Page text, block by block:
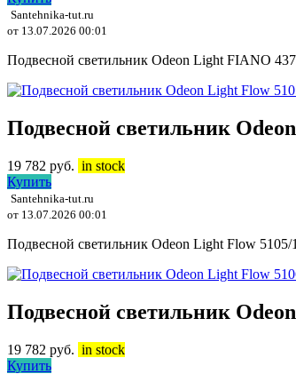
Santehnika-tut.ru
от 13.07.2026 00:01
Подвесной светильник Odeon Light FIANO
Подвесной светильник
19 782 руб. in stock
Купить
Santehnika-tut.ru
от 13.07.2026 00:01
Подвесной светильник Odeon Light Flow 5105/
Подвесной светильник
19 782 руб. in stock
Купить